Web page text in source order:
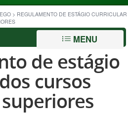
> REGULAMENTO DE ESTÁGIO CURRICULAR
MENU
de estágio
cursos